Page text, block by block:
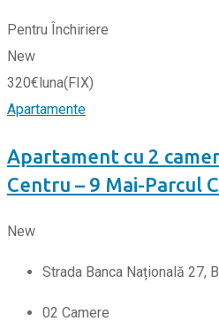
Pentru Închiriere
New
320€luna(FIX)
Apartamente
Apartament cu 2
Centru – 9 Mai-Parcul
New
Strada Banca Națională 27,
02 Camere